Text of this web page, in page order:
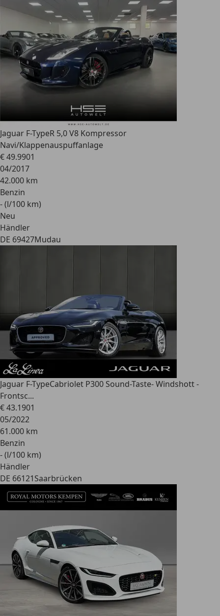
Jaguar F-TypeR 5,0 V8 Kompressor
Navi/Klappenauspuffanlage
€ 49.9901
04/2017
42.000 km
Benzin
- (l/100 km)
Neu
Händler
DE 69427Mudau
Jaguar F-TypeCabriolet P300 Sound-Taste- Windshott -
Frontsc...
€ 43.1901
05/2022
61.000 km
Benzin
- (l/100 km)
Händler
DE 66121Saarbrücken